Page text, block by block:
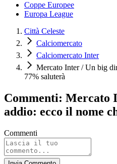
Coppe Europee
Europa League
Città Celeste
Calciomercato
Calciomercato Inter
Mercato Inter / Un big
77% saluterà
Commenti: Mercato
addio: ecco il nome
Commenti